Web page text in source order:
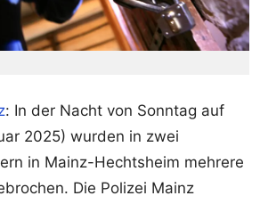
: In der Nacht von Sonntag auf
2025) wurden in zwei
in Mainz-Hechtsheim mehrere
Die Polizei Mainz